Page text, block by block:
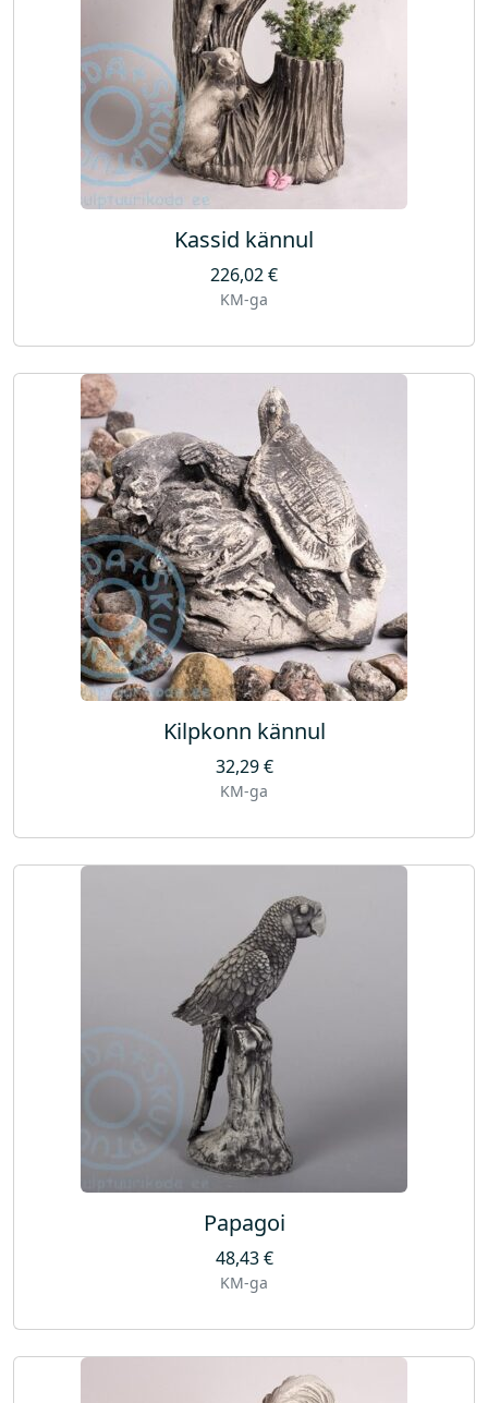
Kassid kännul
226,02€
KM-ga
Kilpkonn kännul
32,29€
KM-ga
Papagoi
48,43€
KM-ga